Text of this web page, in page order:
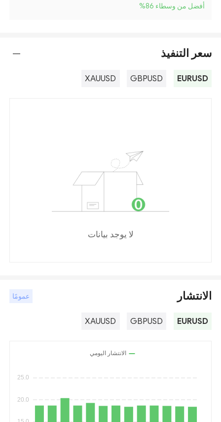
أفضل من وسطاء 86 %
سعر التنفيذ ---
EURUSD
GBPUSD
XAUUSD
لا يوجد بيانات
الانتشار عمومًا
EURUSD
GBPUSD
XAUUSD